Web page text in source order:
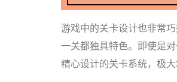
游戏中的关卡设计也非常
一关都独具特色。即使是
精心设计的关卡系统，极